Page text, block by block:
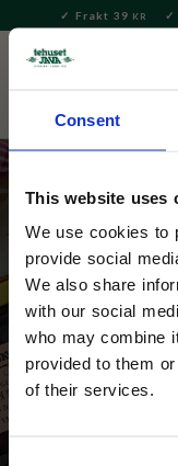
Consent
This website uses
We use cookies to
provide social
We also share
with our social
who may combine
provided to them
of their services.
Meny
Frakt 39 KR
Vi på Tehuset
som gillar att
sällskap har vi
mellan. Här